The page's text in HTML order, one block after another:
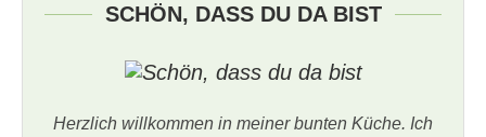
SCHÖN, DASS DU DA BIST
Herzlich willkommen in meiner bunten Küche. Ich